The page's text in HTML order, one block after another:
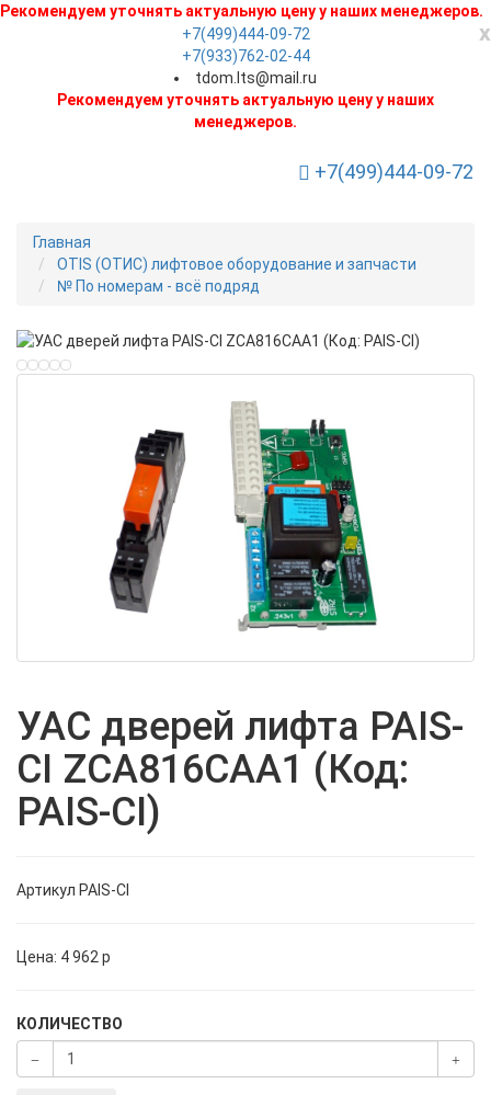
Рекомендуем уточнять актуальную цену у наших менеджеров.
x
+7(499)444-09-72
+7(933)762-02-44
tdom.lts@mail.ru
Рекомендуем уточнять актуальную цену у наших
менеджеров.
+7(499)444-09-72
Toggle Navigation
Главная
OTIS (ОТИС) лифтовое оборудование и запчасти
№ По номерам - всё подряд
УАС дверей лифта PAIS-
CI ZCA816CAA1 (Код:
PAIS-CI)
Артикул PAIS-CI
Цена: 4 962p
КОЛИЧЕСТВО